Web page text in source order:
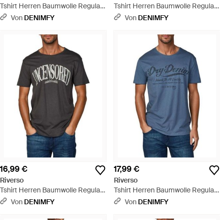
Tshirt Herren Baumwolle Regular
Fit Rivleon - Rot
Von DENIMFY
Tshirt Herren Baumwolle Regular
Fit Rivleon - Grau
Von DENIMFY
16,99 €
Riverso
Tshirt Herren Baumwolle Regular
Fit Rivleon - Grau
Von DENIMFY
17,99 €
Riverso
Tshirt Herren Baumwolle Regular
Fit Rivleon - Blau
Von DENIMFY